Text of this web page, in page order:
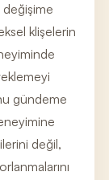
klişelerin
gündeme
değil,